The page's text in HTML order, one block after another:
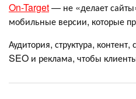
On-Target— не «делает
мобильные версии, которые
Аудитория, структура,
SEO и реклама, чтобы